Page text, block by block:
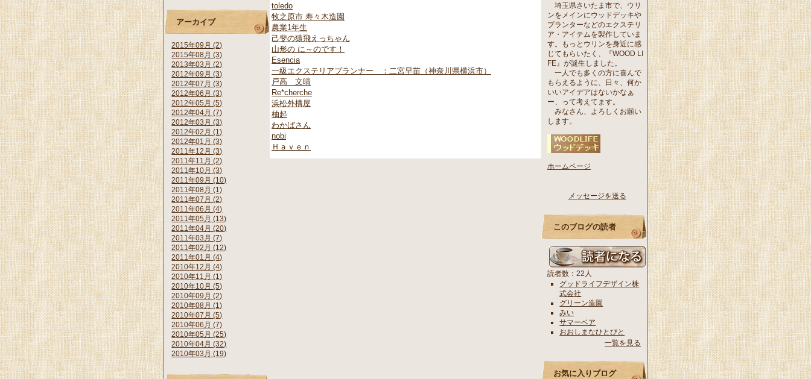
toledo
牧之原市 寿々木造園
農業1年生
己斐の猿飛えっちゃん
山形の に～のです！
Esencia
一級エクステリアプランナー ：二宮早苗（神奈川県横浜市）
戸高 文晴
Re*cherche
浜松外構屋
柚起
わかばさん
nobi
Ｈａｖｅｎ
アーカイブ
2015年09月 (2)
2015年08月 (3)
2013年03月 (2)
2012年09月 (3)
2012年07月 (3)
2012年06月 (3)
2012年05月 (5)
2012年04月 (7)
2012年03月 (3)
2012年02月 (1)
2012年01月 (3)
2011年12月 (3)
2011年11月 (2)
2011年10月 (3)
2011年09月 (10)
2011年08月 (1)
2011年07月 (2)
2011年06月 (4)
2011年05月 (13)
2011年04月 (20)
2011年03月 (7)
2011年02月 (12)
2011年01月 (4)
2010年12月 (4)
2010年11月 (1)
2010年10月 (5)
2010年09月 (2)
2010年08月 (1)
2010年07月 (5)
2010年06月 (7)
2010年05月 (25)
2010年04月 (32)
2010年03月 (19)
埼玉県さいたま市で、ウリ
ンをメインにウッドデッキや
プランターなどのエクステリ
ア・アイテムを製作していま
す。もっとウリンを身近に感
じてもらいたく、『WOOD LI
FE』が誕生しました。
一人でも多くの方に喜んで
もらえるように、日々、何か
いいアイデアはないかなぁ
ー、って考えてます。
みなさん、よろしくお願い
します。
ホームページ
メッセージを送る
このブログの読者
読者数：22人
グッドライフデザイン株
式会社
グリーン造園
みい
サマーベア
おおしまなひとびと
一覧を見る
お気に入りブログ